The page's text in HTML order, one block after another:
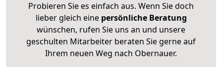
Probieren Sie es einfach aus. Wenn Sie doch
lieber gleich eine persönliche Beratung
wünschen, rufen Sie uns an und unsere
geschulten Mitarbeiter beraten Sie gerne auf
Ihrem neuen Weg nach Obernauer.